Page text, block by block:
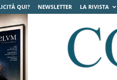
QUI? NEWSLETTER LA RIVISTA